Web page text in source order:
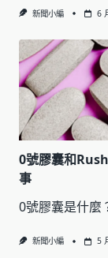
新聞小編 6
0號膠囊和
事
0號膠囊是什麼
新聞小編 5